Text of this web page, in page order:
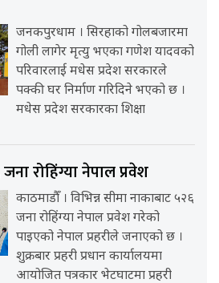
जनकपुरधाम । सिरहाको गोलबजारमा
गोली लागेर मृत्यु भएका गणेश यादवको
परिवारलाई मधेस प्रदेश सरकारले
पक्की घर निर्माण गरिदिने भएको छ ।
मधेस प्रदेश सरकारका शिक्षा
रोहिंग्या नेपाल प्रवेश
काठमाडौँ । विभिन्न सीमा नाकाबाट ५२६
जना रोहिंग्या नेपाल प्रवेश गरेको
पाइएको नेपाल प्रहरीले जनाएको छ ।
शुक्रबार प्रहरी प्रधान कार्यालयमा
आयोजित पत्रकार भेटघाटमा प्रहरी